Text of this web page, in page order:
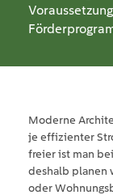
Moderne
je effizienter
freier ist man
deshalb planen
oder